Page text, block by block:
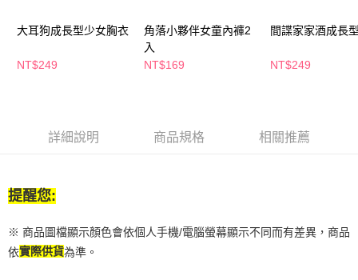
購買商品的店家。未經商家同意取消之訂單仍視為有效，需透過AFTEE先享
※ 交易是否成功請以「AFTEE先享後付 」之結帳頁面顯示為準，若有關於
１．透過由恩沛科技股份有限公司提供之「AFTEE先享後付」服務完成之交
https://aftee.tw/terms/#terms3
３．未成年的使用者請事先徵得法定代理人或監護人之同意方可使用
任。
４．使用「AFTEE先享後付」時，將依據個別帳號之用戶狀況，依本公司即
每筆NT$65，滿NT$490(含以上)免運費
付款後萊爾富取貨
每筆NT$65，滿NT$490(含以上)免運費
每筆NT$65，滿NT$490(含以上)免運費
每筆NT$100，滿NT$790(含以上)免運費
大耳狗成長型少女胸衣
NT$249
角落小夥伴女童內褲2
入
NT$169
間諜家家酒成長
NT$249
詳細說明 商品規格 相關推薦
提醒您:
※ 商品圖檔顯示顏色會依個人手機/電腦螢幕顯示不同而有差異，商品
依實際供貨為準。